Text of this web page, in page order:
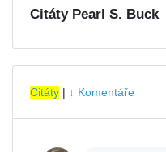
Citáty Pearl S. Buck
Citáty | ↓ Komentáře